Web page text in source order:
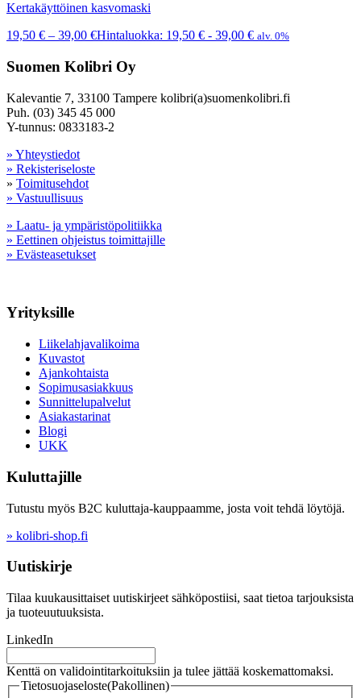
Kertakäyttöinen kasvomaski
19,50 € – 39,00 €Hintaluokka: 19,50 € - 39,00 € alv. 0%
Suomen Kolibri Oy
Kalevantie 7, 33100 Tampere kolibri(a)suomenkolibri.fi
Puh. (03) 345 45 000
Y-tunnus: 0833183-2
» Yhteystiedot
» Rekisteriseloste
» Toimitusehdot
» Vastuullisuus
» Laatu- ja ympäristöpolitiikka
» Eettinen ohjeistus toimittajille
» Evästeasetukset
Yrityksille
Liikelahjavalikoima
Kuvastot
Ajankohtaista
Sopimusasiakkuus
Sunnittelupalvelut
Asiakastarinat
Blogi
UKK
Kuluttajille
Tutustu myös B2C kuluttaja-kauppaamme, josta voit tehdä löytöjä.
» kolibri-shop.fi
Uutiskirje
Tilaa kuukausittaiset uutiskirjeet sähköpostiisi, saat tietoa tarjouksista
ja tuoteuutuuksista.
LinkedIn
Kenttä on validointitarkoituksiin ja tulee jättää koskemattomaksi.
Tietosuojaseloste(Pakollinen)